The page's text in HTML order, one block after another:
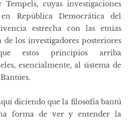
cuyas investigaciones
República Democrática del
estrecha con las etnias
los investigadores posteriores
estos principios arriba
esencialmente, al sistema de
diciendo que la filosofía bantú
forma de ver y entender la